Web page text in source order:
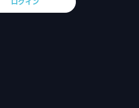
ログイン